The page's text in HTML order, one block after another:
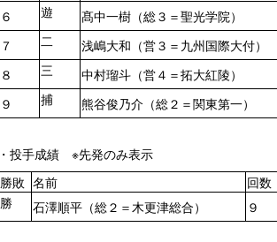
６
遊 髙中一樹（総３＝聖光学院）
７
二 浅嶋大和（営３＝九州国際大付）
８
三 中村瑠斗（営４＝拓大紅陵）
９
捕 熊谷俊乃介（総２＝関東第一）
・投手成績 ※先発のみ表示
勝敗 名前 回数
勝
石澤順平（総２＝木更津総合） ９